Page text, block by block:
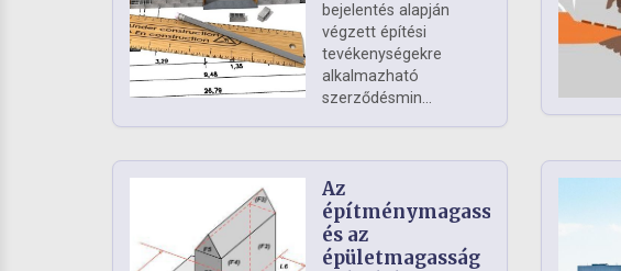
bejelentés alapján
végzett építési
tevékenységekre
alkalmazható
szerződésmin...
Az
építménymagasság
és az
épületmagasság